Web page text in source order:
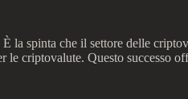
la spinta che il settore delle
le criptovalute. Questo successo